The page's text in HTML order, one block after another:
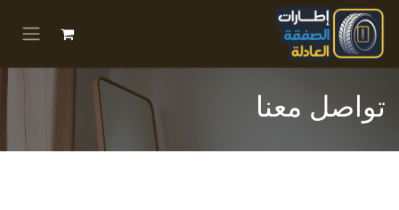
تخطي للذهاب إلى المحتوى
تواصل معنا